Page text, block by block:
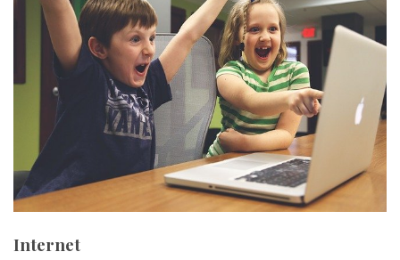
Internet